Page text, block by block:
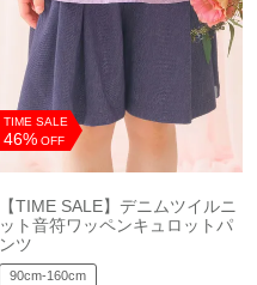
TIME SALE
46% OFF
【TIME SALE】デニムツイルニ
ット音符ワッペンキュロットパ
ンツ
90cm-160cm